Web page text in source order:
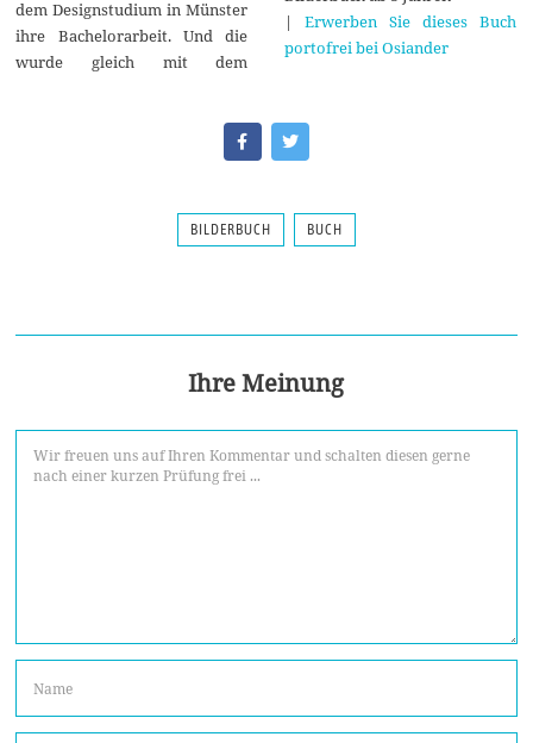
dem Designstudium in Münster
ihre Bachelorarbeit. Und die
wurde gleich mit dem
| Erwerben Sie dieses Buch
portofrei bei Osiander
BILDERBUCH BUCH
Ihre Meinung